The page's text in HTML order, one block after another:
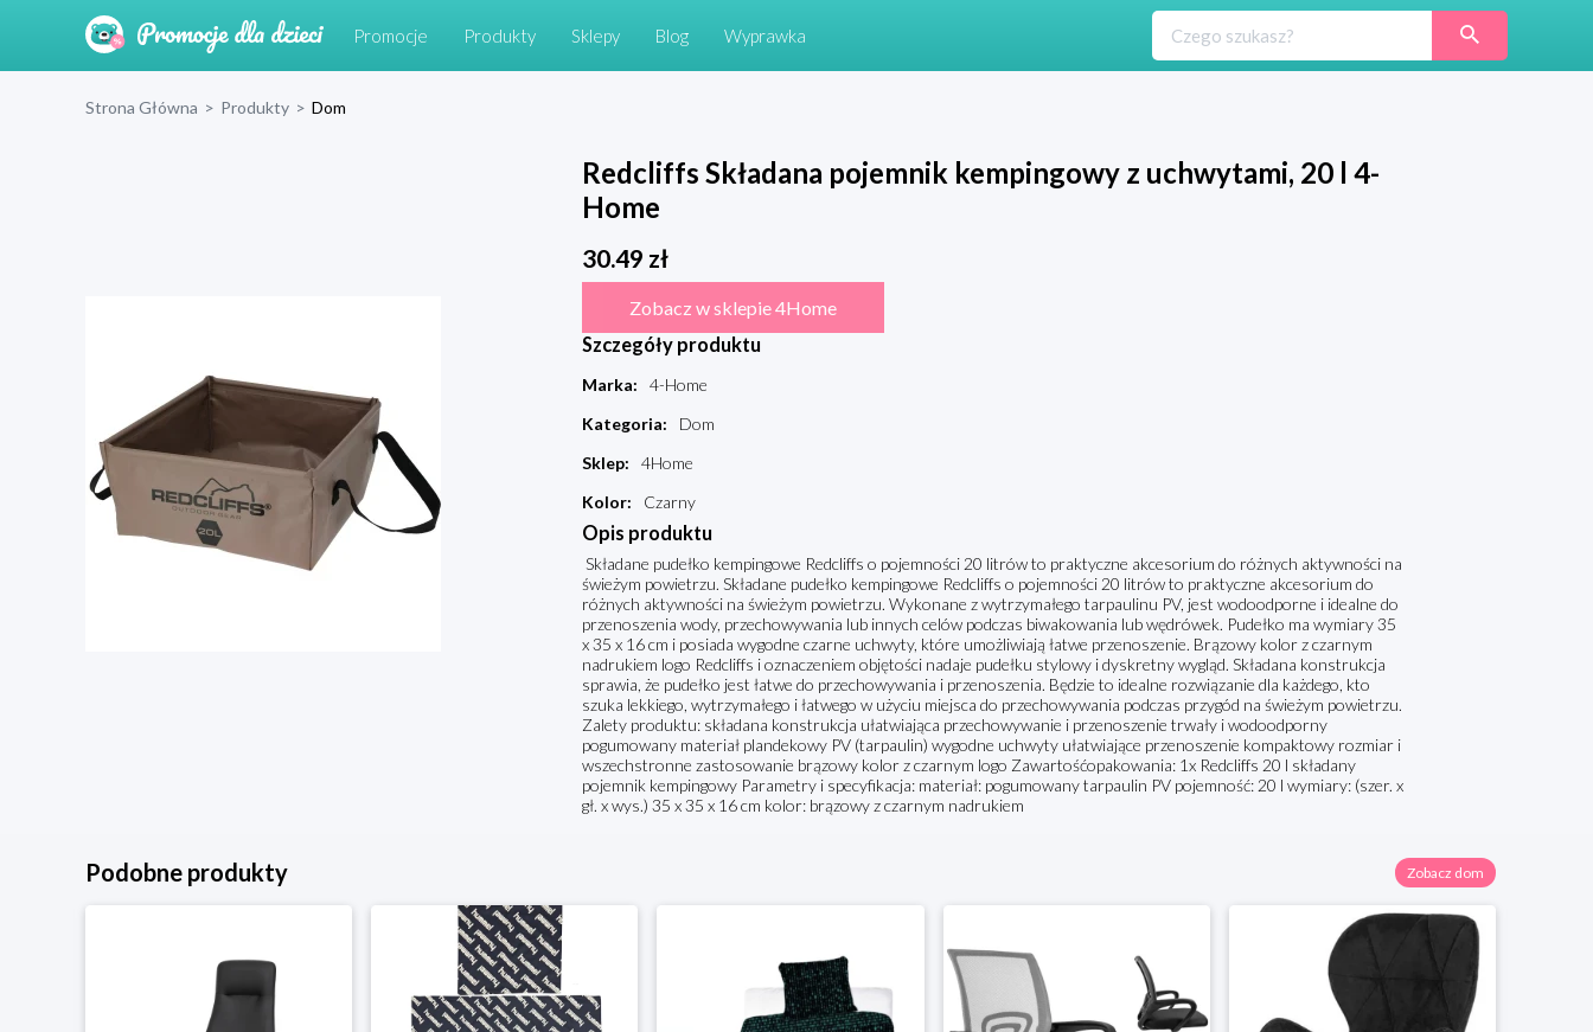
Promocje Produkty Sklepy Blog Wyprawka
Strona Główna > Produkty > Dom
Redcliffs Składana pojemnik kempingowy z uchwytami, 20 l 4-
Home
30.49 zł
Zobacz w sklepie 4Home
Szczegóły produktu
Marka:
4-Home
Kategoria:
Dom
Sklep:
4Home
Kolor: Czarny
Opis produktu
Składane pudełko kempingowe Redcliffs o pojemności 20 litrów to praktyczne akcesorium do różnych aktywności na
świeżym powietrzu. Składane pudełko kempingowe Redcliffs o pojemności 20 litrów to praktyczne akcesorium do
różnych aktywności na świeżym powietrzu. Wykonane z wytrzymałego tarpaulinu PV, jest wodoodporne i idealne do
przenoszenia wody, przechowywania lub innych celów podczas biwakowania lub wędrówek. Pudełko ma wymiary 35
x 35 x 16 cm i posiada wygodne czarne uchwyty, które umożliwiają łatwe przenoszenie. Brązowy kolor z czarnym
nadrukiem logo Redcliffs i oznaczeniem objętości nadaje pudełku stylowy i dyskretny wygląd. Składana konstrukcja
sprawia, że pudełko jest łatwe do przechowywania i przenoszenia. Będzie to idealne rozwiązanie dla każdego, kto
szuka lekkiego, wytrzymałego i łatwego w użyciu miejsca do przechowywania podczas przygód na świeżym powietrzu.
Zalety produktu: składana konstrukcja ułatwiająca przechowywanie i przenoszenie trwały i wodoodporny
pogumowany materiał plandekowy PV (tarpaulin) wygodne uchwyty ułatwiające przenoszenie kompaktowy rozmiar i
wszechstronne zastosowanie brązowy kolor z czarnym logo Zawartośćopakowania: 1x Redcliffs 20 l składany
pojemnik kempingowy Parametry i specyfikacja: materiał: pogumowany tarpaulin PV pojemność: 20 l wymiary: (szer. x
gł. x wys.) 35 x 35 x 16 cm kolor: brązowy z czarnym nadrukiem
Podobne produkty Zobacz dom